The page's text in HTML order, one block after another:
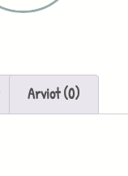
Arviot (0)